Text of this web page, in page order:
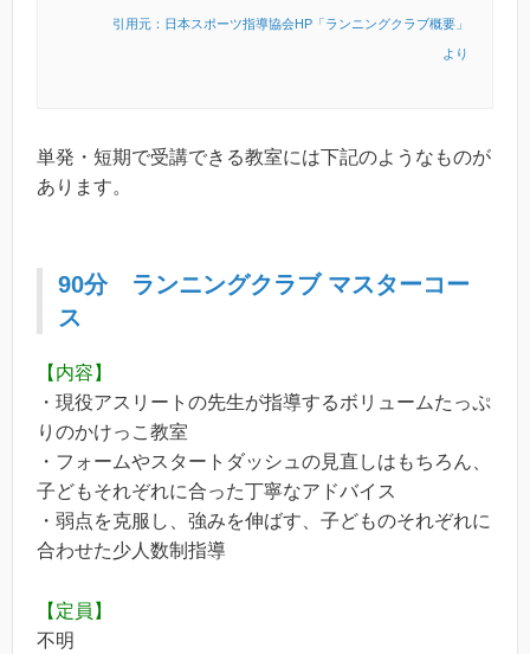
引用元：日本スポーツ指導協会HP「ランニングクラブ概要」
より
単発・短期で受講できる教室には下記のようなものが
あります。
90分ランニングクラブ マスターコー
ス
【内容】
・現役アスリートの先生が指導するボリュームたっぷ
りのかけっこ教室
・フォームやスタートダッシュの見直しはもちろん、
子どもそれぞれに合った丁寧なアドバイス
・弱点を克服し、強みを伸ばす、子どものそれぞれに
合わせた少人数制指導
【定員】
不明